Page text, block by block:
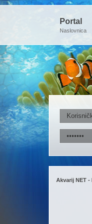
Portal
Naslovnica
Akvarij NET -